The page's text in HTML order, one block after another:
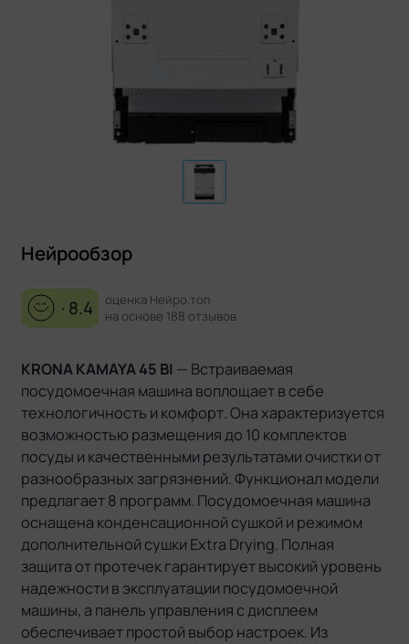
Нейрообзор
· 8.4
оценка Нейро.топ
на основе 188 отзывов
KRONA KAMAYA 45 BI — Встраиваемая
посудомоечная машина воплощает в себе
технологичность и комфорт. Она характеризуется
возможностью размещения до 10 комплектов
посуды и качественными результатами очистки от
разнообразных загрязнений. Функционал модели
предлагает 8 программ. Посудомоечная машина
оснащена конденсационной сушкой и режимом
дополнительной сушки Extra Drying. Полная
защита от протечек гарантирует высокий уровень
надежности в эксплуатации посудомоечной
машины, а панель управления с дисплеем
обеспечивает простой выбор настроек. Из